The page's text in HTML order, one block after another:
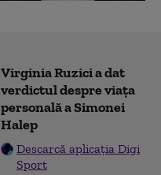
Virginia Ruzici a dat
verdictul despre viața
personală a Simonei
Halep
Descarcă aplicația Digi
Sport